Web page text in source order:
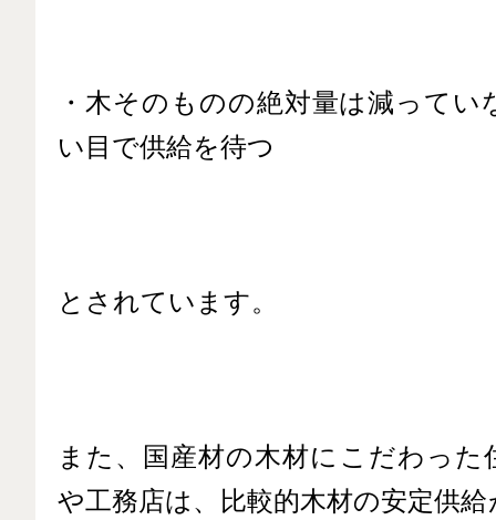
・木そのものの絶対量は減ってい
い目で供給を待つ
とされています。
また、国産材の木材にこだわった
や工務店は、比較的木材の安定供